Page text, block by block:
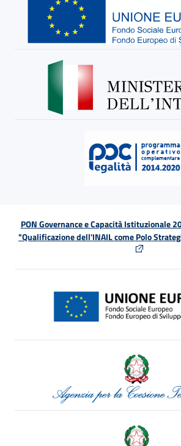
PON Governance e Capacità Istituzionale
"Qualificazione dell'INAIL come Polo